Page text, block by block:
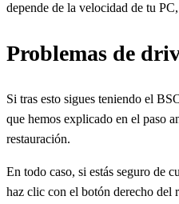
depende de la velocidad de tu
Problemas de
Si tras esto sigues teniendo el
que hemos explicado en el paso
restauración.
En todo caso, si estás seguro de
haz clic con el botón derecho del